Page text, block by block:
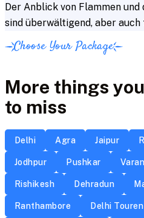
Der Anblick von Flammen
sind überwältigend, aber
Choose Your Package
More things
to miss
Delhi Agra Jaipur
Jodhpur Pushkar
Rishikesh Dehradun
Ranthambore Delhi